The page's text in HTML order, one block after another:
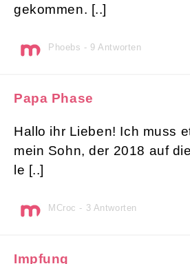
gekommen. [..]
Phoebs - 9 Antworten
Papa Phase
Hallo ihr Lieben! Ich muss
mein Sohn, der 2018 auf
le [..]
MCroc - 3 Antworten
Impfung